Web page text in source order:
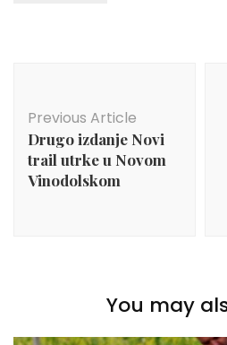
Previous Article
Drugo izdanje Novi
trail utrke u Novom
Vinodolskom
You may